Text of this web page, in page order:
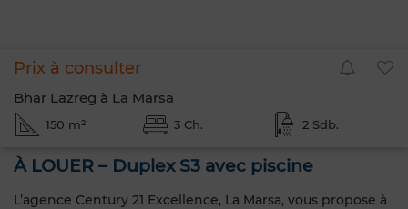
Prix à consulter
Bhar Lazreg à La Marsa
150 m² 3 Ch. 2 Sdb.
À LOUER – Duplex S3 avec piscine
L’agence Century 21 Excellence, La Marsa, vous propose à